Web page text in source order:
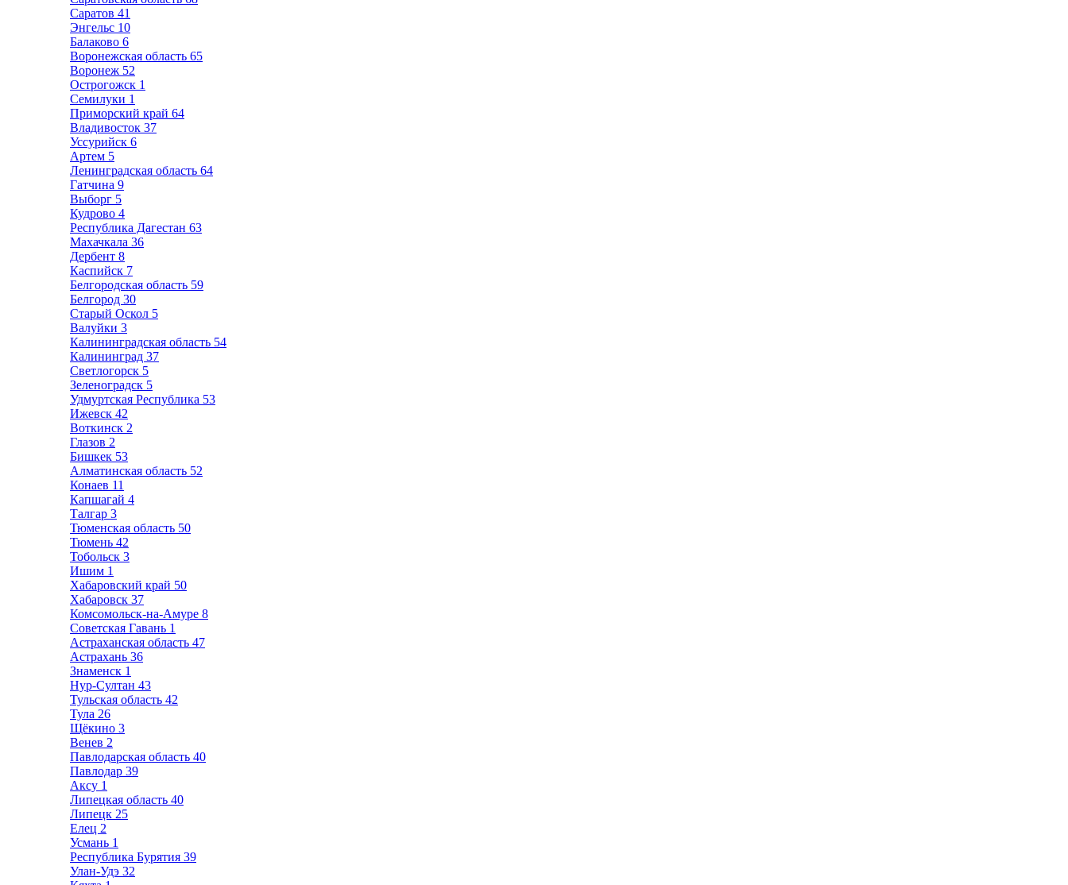
Саратов 41
Энгельс 10
Балаково 6
Воронежская область 65
Воронеж 52
Острогожск 1
Семилуки 1
Приморский край 64
Владивосток 37
Уссурийск 6
Артем 5
Ленинградская область 64
Гатчина 9
Выборг 5
Кудрово 4
Республика Дагестан 63
Махачкала 36
Дербент 8
Каспийск 7
Белгородская область 59
Белгород 30
Старый Оскол 5
Валуйки 3
Калининградская область 54
Калининград 37
Светлогорск 5
Зеленоградск 5
Удмуртская Республика 53
Ижевск 42
Воткинск 2
Глазов 2
Бишкек 53
Алматинская область 52
Конаев 11
Капшагай 4
Талгар 3
Тюменская область 50
Тюмень 42
Тобольск 3
Ишим 1
Хабаровский край 50
Хабаровск 37
Комсомольск-на-Амуре 8
Советская Гавань 1
Астраханская область 47
Астрахань 36
Знаменск 1
Нур-Султан 43
Тульская область 42
Тула 26
Щёкино 3
Венев 2
Павлодарская область 40
Павлодар 39
Аксу 1
Липецкая область 40
Липецк 25
Елец 2
Усмань 1
Республика Бурятия 39
Улан-Удэ 32